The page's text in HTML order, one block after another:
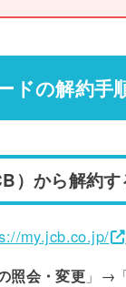
ドの解約手
）から解約す
my.jcb.co.jp/
照会・変更 」→